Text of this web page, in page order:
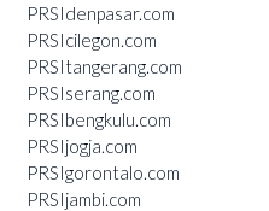
PRSIdenpasar.com
PRSIcilegon.com
PRSItangerang.com
PRSIserang.com
PRSIbengkulu.com
PRSIjogja.com
PRSIgorontalo.com
PRSIjambi.com